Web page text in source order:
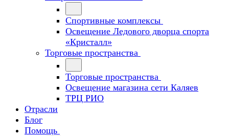
Спортивные комплексы
Освещение Ледового дворца спорта
«Кристалл»
Торговые пространства
Торговые пространства
Освещение магазина сети Каляев
ТРЦ РИО
Отрасли
Блог
Помощь